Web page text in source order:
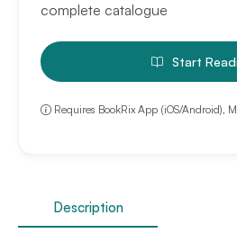
complete catalogue
Start
Requires BookRix App (iOS/Android),
Description